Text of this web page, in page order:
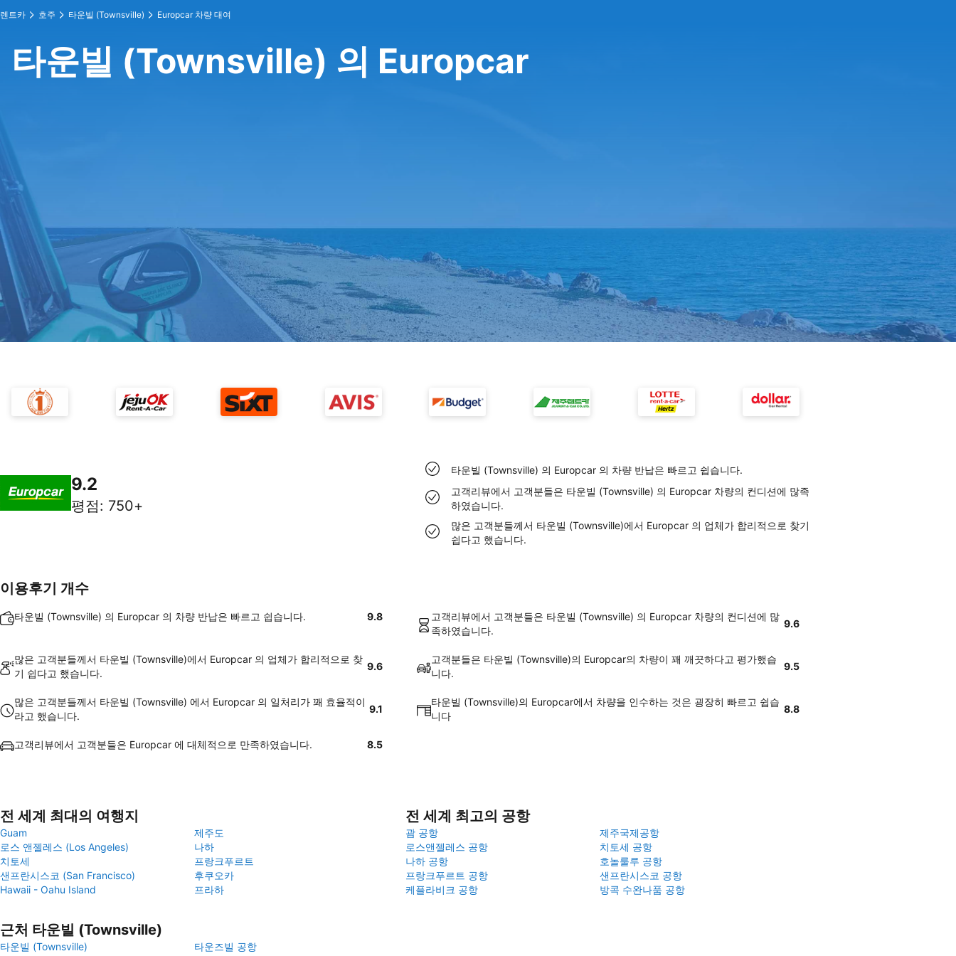
렌트카 호주 타운빌 (Townsville) Europcar 차량 대여
타운빌 (Townsville) 의 Europcar
9.2
평점: 750+
타운빌 (Townsville) 의 Europcar 의 차량 반납은 빠르고 쉽습니다.
고객리뷰에서 고객분들은 타운빌 (Townsville) 의 Europcar 차량의 컨디션에 많족
하였습니다.
많은 고객분들께서 타운빌 (Townsville)에서 Europcar 의 업체가 합리적으로 찾기
쉽다고 했습니다.
이용후기 개수
타운빌 (Townsville) 의 Europcar 의 차량 반납은 빠르고 쉽습니다. 9.8
고객리뷰에서 고객분들은 타운빌 (Townsville) 의 Europcar 차량의 컨디션에 많
족하였습니다.
9.6
많은 고객분들께서 타운빌 (Townsville)에서 Europcar 의 업체가 합리적으로 찾
기 쉽다고 했습니다.
9.6
고객분들은 타운빌 (Townsville)의 Europcar의 차량이 꽤 깨끗하다고 평가했습
니다.
9.5
많은 고객분들께서 타운빌 (Townsville) 에서 Europcar 의 일처리가 꽤 효율적이
라고 했습니다.
9.1
타운빌 (Townsville)의 Europcar에서 차량을 인수하는 것은 굉장히 빠르고 쉽습
니다
8.8
고객리뷰에서 고객분들은 Europcar 에 대체적으로 만족하였습니다. 8.5
전 세계 최대의 여행지
Guam
제주도
로스 앤젤레스 (Los Angeles)
나하
치토세
프랑크푸르트
샌프란시스코 (San Francisco)
후쿠오카
Hawaii - Oahu Island
프라하
전 세계 최고의 공항
괌 공항
제주국제공항
로스앤젤레스 공항
치토세 공항
나하 공항
호놀룰루 공항
프랑크푸르트 공항
샌프란시스코 공항
케플라비크 공항
방콕 수완나품 공항
근처 타운빌 (Townsville)
타운빌 (Townsville) 타운즈빌 공항